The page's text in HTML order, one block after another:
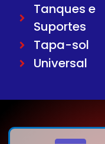
Tanques e
Suportes
Tapa-sol
Universal